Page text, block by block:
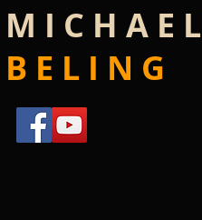
M I C H A E L
B E L I N G ​